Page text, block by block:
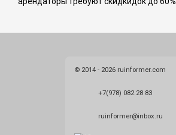
© 2014 - 2026 ruinformer.com
+7(978) 082 28 83
ruinformer@inbox.ru